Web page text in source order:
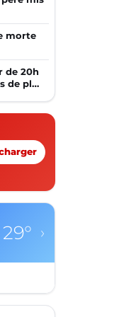
morte
de 20h
de plus
29° ›